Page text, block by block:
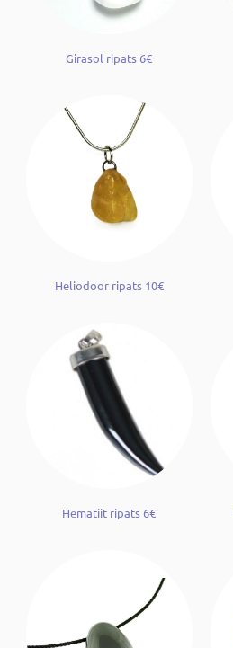
Girasol ripats 6€
Heliodoor ripats 10€
Hematiit ripats 6€